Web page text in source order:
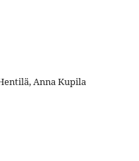
Anna Kupila